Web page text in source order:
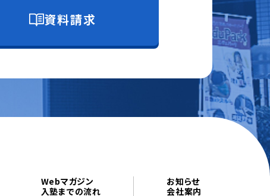
資料請求
Webマガジン
入塾までの流れ
お知らせ
会社案内